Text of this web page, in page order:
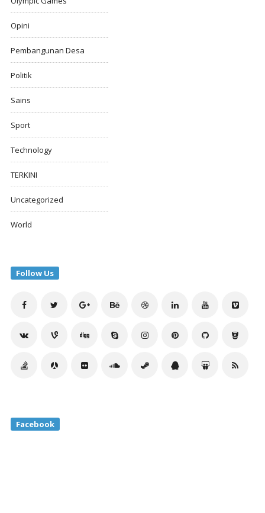
Opini
Pembangunan Desa
Politik
Sains
Sport
Technology
TERKINI
Uncategorized
World
Follow Us
Facebook